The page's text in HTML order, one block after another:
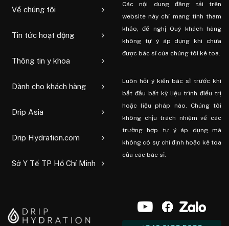
Về chúng tôi
Tin tức hoạt động
Thông tin y khoa
Dành cho khách hàng
Drip Asia
Drip Hydration.com
Sở Y Tế TP Hồ Chí Minh
Các nội dung đăng tải trên
website này chỉ mang tính tham
khảo, đề nghị Quý khách hàng
không tự ý áp dụng khi chưa
được bác sĩ của chúng tôi kê toa.
Luôn hỏi ý kiến ​​bác sĩ trước khi
bắt đầu bất kỳ liệu trình điều trị
hoặc liệu pháp nào. Chúng tôi
không chịu trách nhiệm về các
trường hợp tự ý áp dụng mà
không có sự chỉ định hoặc kê toa
của các bác sĩ.